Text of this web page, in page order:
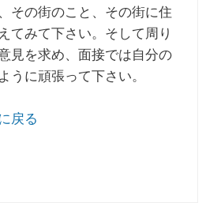
その街のこと、その街に住
てみて下さい。そして周り
見を求め、面接では自分の
うに頑張って下さい。
戻る